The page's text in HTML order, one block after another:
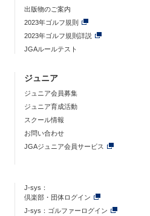
出版物のご案内
2023年ゴルフ規則
2023年ゴルフ規則詳説
JGAルールテスト
ジュニア
ジュニア会員募集
ジュニア育成活動
スクール情報
お問い合わせ
JGAジュニア会員サービス
J-sys：
倶楽部・団体ログイン
J-sys：ゴルファーログイン